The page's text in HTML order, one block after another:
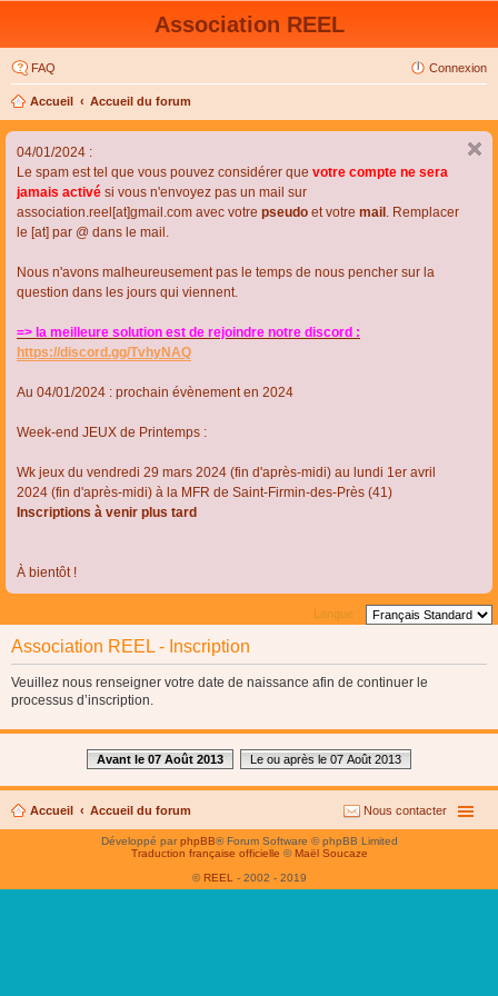
Association REEL
FAQ Connexion
Accueil Accueil du forum
04/01/2024 :
Le spam est tel que vous pouvez considérer que votre compte ne sera
jamais activé si vous n'envoyez pas un mail sur
association.reel[at]gmail.com avec votre pseudo et votre mail . Remplacer
le [at] par @ dans le mail.
Nous n'avons malheureusement pas le temps de nous pencher sur la
question dans les jours qui viennent.
=> la meilleure solution est de rejoindre notre discord :
https://discord.gg/TvhyNAQ
Au 04/01/2024 : prochain évènement en 2024
Week-end JEUX de Printemps :
Wk jeux du vendredi 29 mars 2024 (fin d'après-midi) au lundi 1er avril
2024 (fin d'après-midi) à la MFR de Saint-Firmin-des-Près (41)
Inscriptions à venir plus tard
À bientôt !
Langue :
Association REEL - Inscription
Veuillez nous renseigner votre date de naissance afin de continuer le
processus d’inscription.
Avant le 07 Août 2013 Le ou après le 07 Août 2013
Accueil Accueil du forum Nous contacter
Développé parphpBB® Forum Software © phpBB Limited
Traduction française officielle © Maël Soucaze
© REEL - 2002 - 2019